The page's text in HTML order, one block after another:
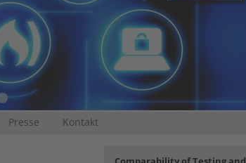
Presse Kontakt